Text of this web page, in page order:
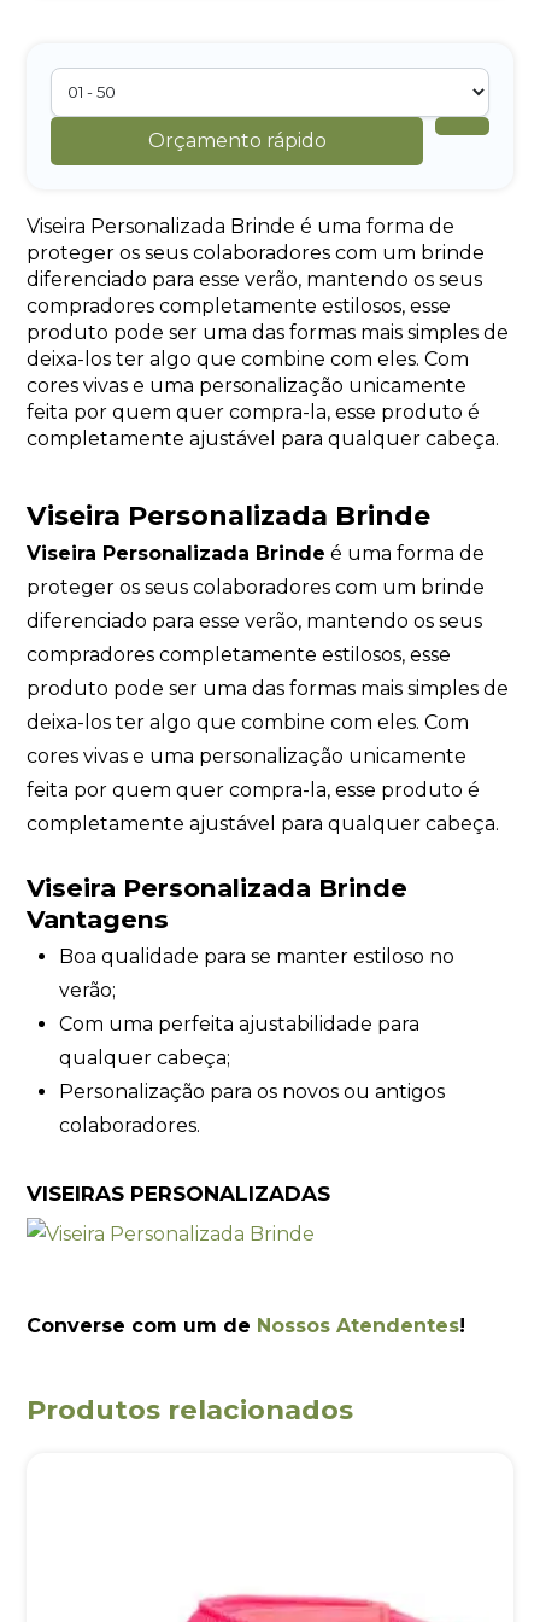
Orçamento rápido
Viseira Personalizada Brinde é uma forma de
proteger os seus colaboradores com um brinde
diferenciado para esse verão, mantendo os seus
compradores completamente estilosos, esse
produto pode ser uma das formas mais simples de
deixa-los ter algo que combine com eles. Com
cores vivas e uma personalização unicamente
feita por quem quer compra-la, esse produto é
completamente ajustável para qualquer cabeça.
Viseira Personalizada Brinde
Viseira Personalizada Brinde é uma forma de
proteger os seus colaboradores com um brinde
diferenciado para esse verão, mantendo os seus
compradores completamente estilosos, esse
produto pode ser uma das formas mais simples de
deixa-los ter algo que combine com eles. Com
cores vivas e uma personalização unicamente
feita por quem quer compra-la, esse produto é
completamente ajustável para qualquer cabeça.
Viseira Personalizada Brinde
Vantagens
Boa qualidade para se manter estiloso no
verão;
Com uma perfeita ajustabilidade para
qualquer cabeça;
Personalização para os novos ou antigos
colaboradores.
VISEIRAS PERSONALIZADAS
Converse com um de Nossos Atendentes!
Produtos relacionados